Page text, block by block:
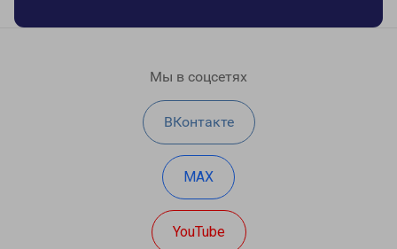
Мы в соцсетях
ВКонтакте
MAX
YouTube